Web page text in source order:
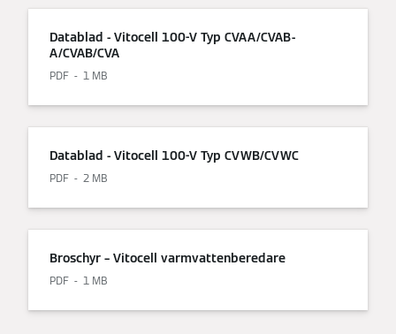
Datablad - Vitocell 100-V Typ CVAA/CVAB-
A/CVAB/CVA
PDF 1 MB
Datablad - Vitocell 100-V Typ CVWB/CVWC
PDF 2 MB
Broschyr – Vitocell varmvattenberedare
PDF 1 MB